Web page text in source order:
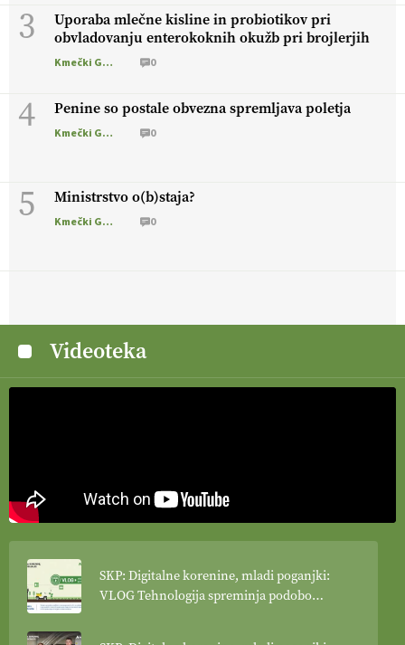
3
Uporaba mlečne kisline in probiotikov pri
obvladovanju enterokoknih okužb pri brojlerjih
Kmečki Glas 0
4 Penine so postale obvezna spremljava poletja
Kmečki Glas 0
5 Ministrstvo o(b)staja?
Kmečki Glas 0
Videoteka
SKP: Digitalne korenine, mladi poganjki:
VLOG Tehnologija spreminja podobo